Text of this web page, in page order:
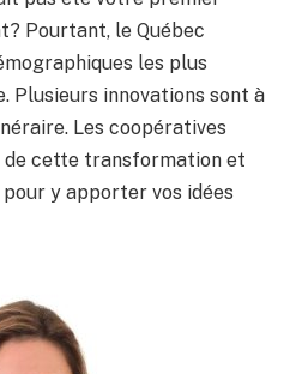
Pourtant, le Québec
les plus
Plusieurs innovations sont à
Les coopératives
cette transformation et
y apporter vos idées